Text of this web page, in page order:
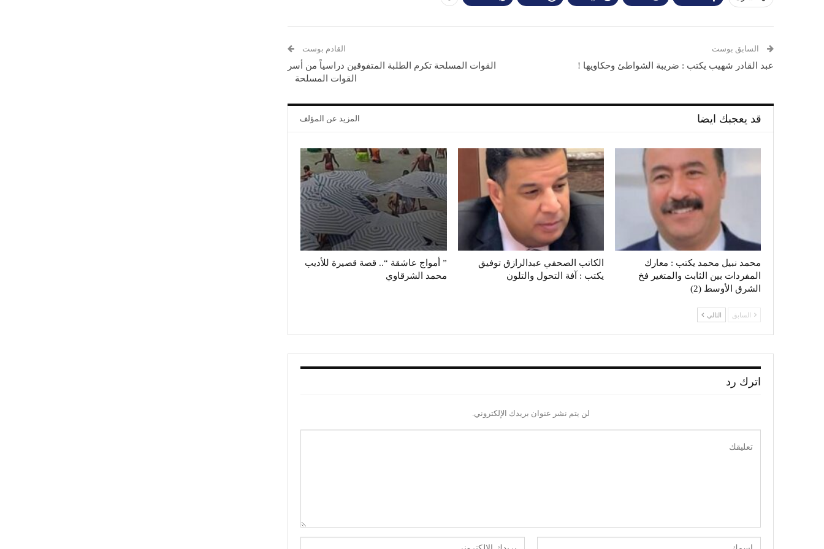
السابق بوست
عبد القادر شهيب يكتب : ضريبة الشواطئ وحكاويها !
القادم بوست
القوات المسلحة تكرم الطلبة المتفوقين دراسياً من أسر
القوات المسلحة
قد يعجبك ايضا المزيد عن المؤلف
محمد نبيل محمد يكتب : معارك
المفردات بين الثابت والمتغير فخ
الشرق الأوسط (2)
الكاتب الصحفي عبدالرازق توفيق
يكتب : آفة التحول والتلون
” أمواج عاشقة “.. قصة قصيرة للأديب
محمد الشرقاوي
السابق التالي
اترك رد
لن يتم نشر عنوان بريدك الإلكتروني.